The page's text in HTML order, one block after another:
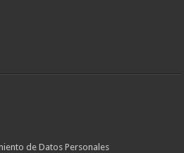
de Datos Personales